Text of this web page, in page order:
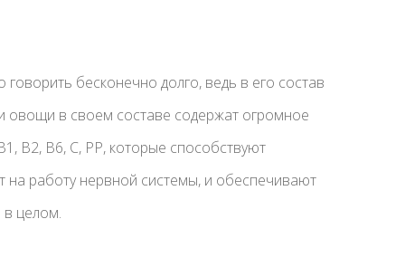
бесконечно долго, ведь в его состав
овощи в своем составе содержат огромное
В2, В6, С, РР, которые способствуют
на работу нервной системы, и обеспечивают
целом.